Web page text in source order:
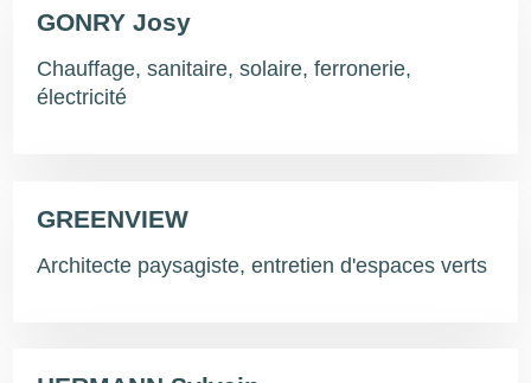
GONRY Josy
Chauffage, sanitaire, solaire, ferronerie,
électricité
GREENVIEW
Architecte paysagiste, entretien d'espaces verts